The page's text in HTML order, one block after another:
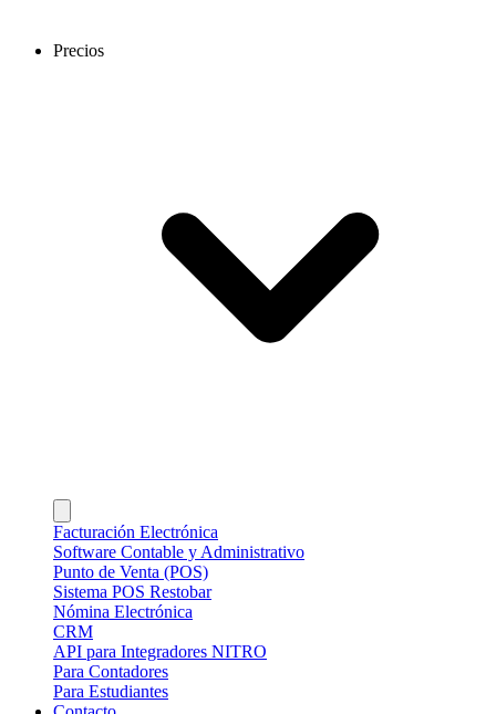
Precios
Facturación Electrónica
Software Contable y Administrativo
Punto de Venta (POS)
Sistema POS Restobar
Nómina Electrónica
CRM
API para Integradores NITRO
Para Contadores
Para Estudiantes